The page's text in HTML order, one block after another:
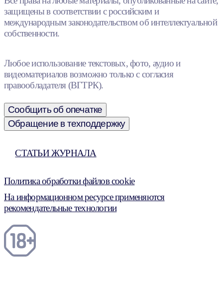
защищены в соответствии с российским и
международным законодательством об интеллектуальной
собственности.
Любое использование текстовых, фото, аудио и
видеоматериалов возможно только с согласия
правообладателя (ВГТРК).
Сообщить об опечатке
Обращение в техподдержку
СТАТЬИ ЖУРНАЛА
Политика обработки файлов cookie
На информационном ресурсе применяются
рекомендательные технологии